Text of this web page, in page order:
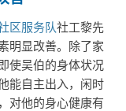
区服务队社工黎先
明显改善。除了家
使吴伯的身体状况
能自主出入，闲时
对他的身心健康有